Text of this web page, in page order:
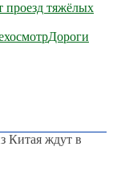
проезд тяжёлых
Дороги
Китая ждут в